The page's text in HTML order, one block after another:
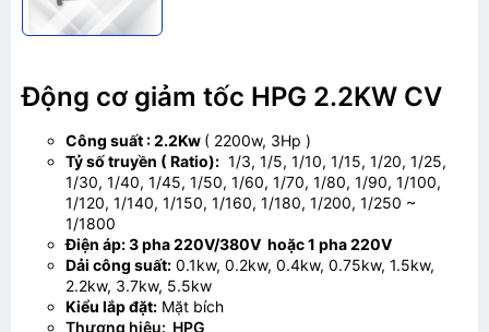
Động cơ giảm tốc HPG 2.2KW CV
Công suất : 2.2Kw ( 2200w, 3Hp )
Tỷ số truyền ( Ratio): 1/3, 1/5, 1/10, 1/15, 1/20, 1/25,
1/30, 1/40, 1/45, 1/50, 1/60, 1/70, 1/80, 1/90, 1/100,
1/120, 1/140, 1/150, 1/160, 1/180, 1/200, 1/250 ~
1/1800
Điện áp: 3 pha 220V/380V hoặc 1 pha 220V
Dải công suất: 0.1kw, 0.2kw, 0.4kw, 0.75kw, 1.5kw,
2.2kw, 3.7kw, 5.5kw
Kiểu lắp đặt: Mặt bích
Thương hiệu: HPG